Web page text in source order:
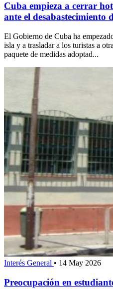
Cuba empieza a cerrar
ante el desabastecimiento
El Gobierno de Cuba ha
isla y a trasladar a los turistas a
paquete de medidas adoptad...
Interés General • 14 May 2026
Preocupación en